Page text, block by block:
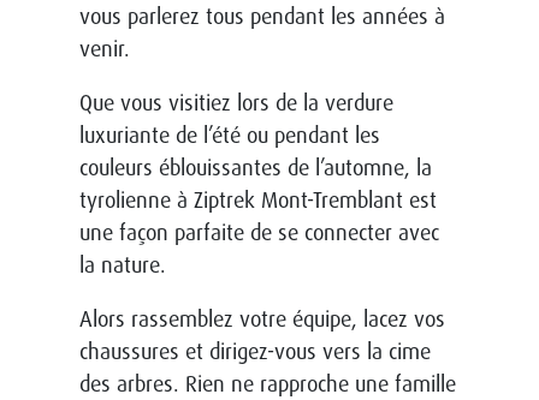
vous parlerez tous pendant les années à
venir.
Que vous visitiez lors de la verdure
luxuriante de l’été ou pendant les
couleurs éblouissantes de l’automne, la
tyrolienne à Ziptrek Mont-Tremblant est
une façon parfaite de se connecter avec
la nature.
Alors rassemblez votre équipe, lacez vos
chaussures et dirigez-vous vers la cime
des arbres. Rien ne rapproche une famille